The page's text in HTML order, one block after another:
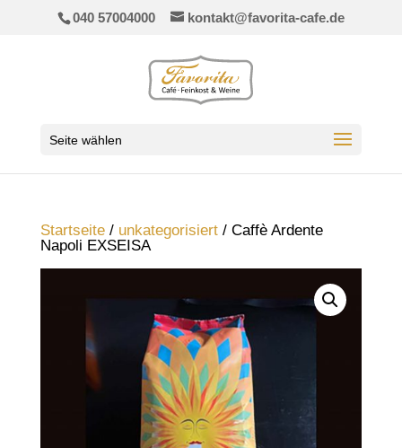
040 57004000 kontakt@favorita-cafe.de
Seite wählen
Startseite/ unkategorisiert/ Caffè Ardente
Napoli EXSEISA